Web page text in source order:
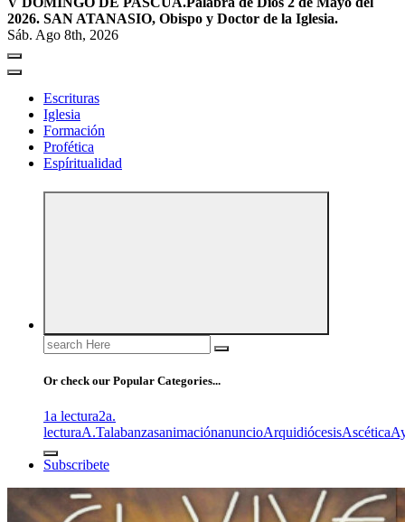
2026. SAN ATANASIO, Obispo y Doctor de la Iglesia.
Sáb. Ago 8th, 2026
Escrituras
Iglesia
Formación
Profética
Espíritualidad
Search
for:
Or check our Popular Categories...
1a lectura2a.
lecturaA.TalabanzasanimaciónanuncioArquidiócesisAscética
Subscribete